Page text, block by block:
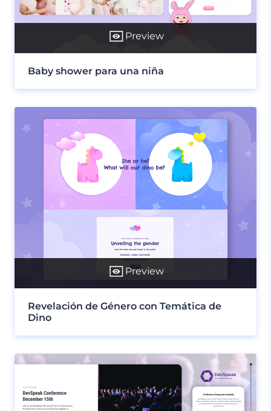
Preview
Baby shower para una niña
Preview
Revelación de Género con Temática de
Dino